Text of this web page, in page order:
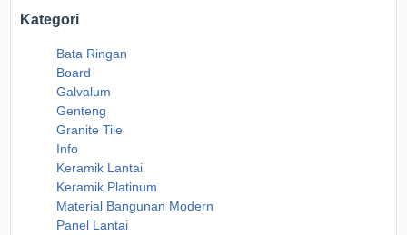
Kategori
Bata Ringan
Board
Galvalum
Genteng
Granite Tile
Info
Keramik Lantai
Keramik Platinum
Material Bangunan Modern
Panel Lantai